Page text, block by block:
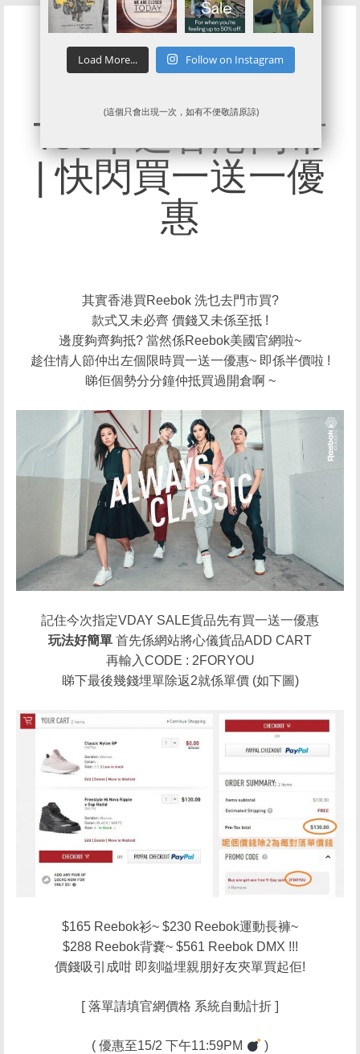
$165件Reebok
Tee平過香港門市
| 快閃買一送一優
惠
其實香港買Reebok 洗乜去門市買?
款式又未必齊 價錢又未係至抵 !
邊度夠齊夠抵? 當然係Reebok美國官網啦~
趁住情人節仲出左個限時買一送一優惠~ 即係半價啦 !
睇佢個勢分分鐘仲抵買過開倉啊 ~
記住今次指定VDAY SALE貨品先有買一送一優惠
玩法好簡單 首先係網站將心儀貨品ADD CART
再輸入CODE : 2FORYOU
睇下最後幾錢埋單除返2就係單價 (如下圖)
$165 Reebok衫~ $230 Reebok運動長褲~
$288 Reebok背嚢~ $561 Reebok DMX !!!
價錢吸引成咁 即刻嗌埋親朋好友夾單買起佢!
[ 落單請填官網價格 系統自動計折 ]
( 優惠至15/2 下午11:59PM )
Load More... Follow on Instagram
(這個只會出現一次，如有不便敬請原諒)